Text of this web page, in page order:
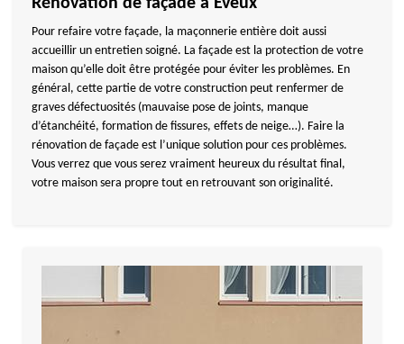
Rénovation de façade à Eveux
Pour refaire votre façade, la maçonnerie entière doit aussi
accueillir un entretien soigné. La façade est la protection de votre
maison qu’elle doit être protégée pour éviter les problèmes. En
général, cette partie de votre construction peut renfermer de
graves défectuosités (mauvaise pose de joints, manque
d’étanchéité, formation de fissures, effets de neige…). Faire la
rénovation de façade est l’unique solution pour ces problèmes.
Vous verrez que vous serez vraiment heureux du résultat final,
votre maison sera propre tout en retrouvant son originalité.